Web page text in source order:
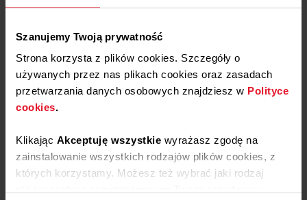
Szanujemy Twoją prywatność
Strona korzysta z plików cookies. Szczegóły o
używanych przez nas plikach cookies oraz zasadach
przetwarzania danych osobowych znajdziesz w Polityce
cookies.
Klikając Akceptuję wszystkie wyrażasz zgodę na
zainstalowanie wszystkich rodzajów plików cookies, z
których korzystamy. Możesz też wybrać jaki rodzaj
Produkt nie posiada recenzji
Masz pytania?Skontaktuj się z
nami!